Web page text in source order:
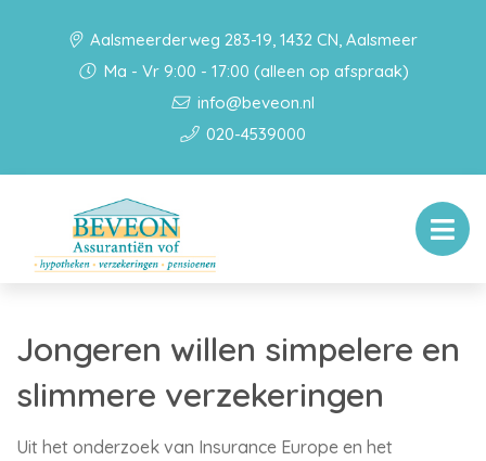
Aalsmeerderweg 283-19, 1432 CN, Aalsmeer
Ma - Vr 9:00 - 17:00 (alleen op afspraak)
info@beveon.nl
020-4539000
Jongeren willen simpelere en
slimmere verzekeringen
Uit het onderzoek van Insurance Europe en het